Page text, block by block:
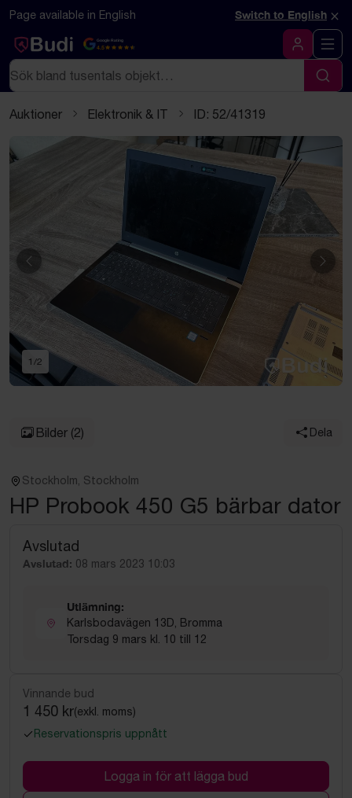
Hoppa till innehåll
Textbaserad (markdown) version av denna sida
Page available in English Switch to English ×
Google Rating
4.5
Logga in
Sök
Sök
Auktioner Elektronik & IT ID: 52/41319
Föregående
1 /2
Bilder (2) Dela
Stockholm, Stockholm
HP Probook 450 G5 bärbar dator
Avslutad
Avslutad: 08 mars 2023 10:03
Utlämning:
Karlsbodavägen 13D, Bromma
Torsdag 9 mars kl. 10 till 12
Vinnande bud
1 450 kr(exkl. moms)
Reservationspris uppnått
Logga in för att lägga bud